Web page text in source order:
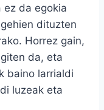
da egokia
dituzten
Horrez gain,
da, eta
baino larrialdi
luzeak eta